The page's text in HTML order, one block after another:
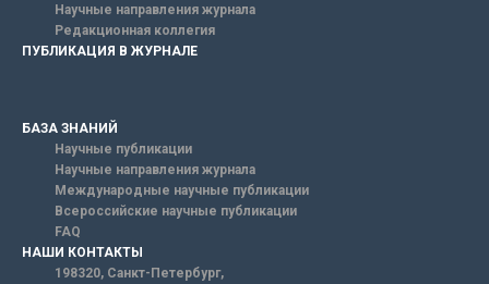
Научные направления журнала
Редакционная коллегия
ПУБЛИКАЦИЯ В ЖУРНАЛЕ
БАЗА ЗНАНИЙ
Научные публикации
Научные направления журнала
Международные научные публикации
Всероссийские научные публикации
FAQ
НАШИ КОНТАКТЫ
198320, Санкт-Петербург,